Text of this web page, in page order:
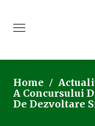
Home
A Concursului
De Dezvoltare